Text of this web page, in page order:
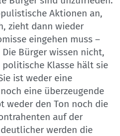
Aktionen an,
zieht dann wieder
eingehen muss –
Bürger wissen nicht,
Klasse hält sie
ist weder eine
eine überzeugende
weder den Ton noch die
auf der
werden die